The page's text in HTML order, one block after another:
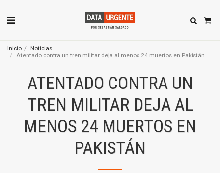
Inicio
Noticias
Atentado contra un tren militar deja al menos 24 muertos en Pakistán
ATENTADO CONTRA UN
TREN MILITAR DEJA AL
MENOS 24 MUERTOS EN
PAKISTÁN